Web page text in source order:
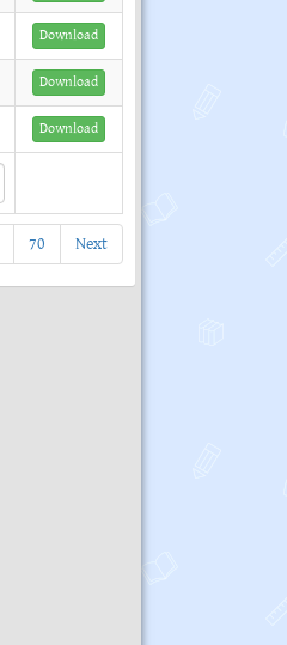
Download
Download
Download
70 Next